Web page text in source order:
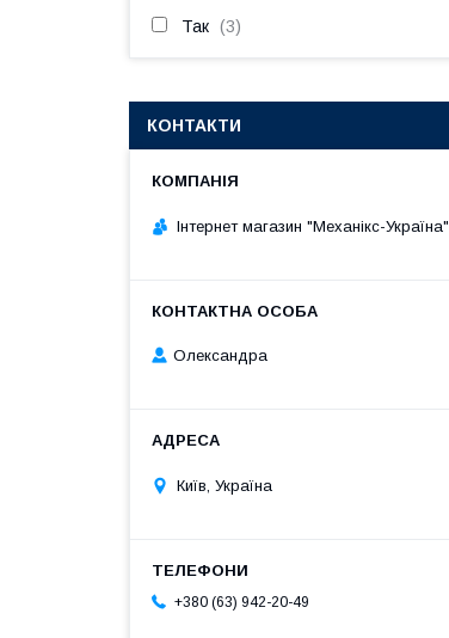
Так 3
КОНТАКТИ
Інтернет магазин "Механікс-Україна"
Олександра
Київ, Україна
+380 (63) 942-20-49